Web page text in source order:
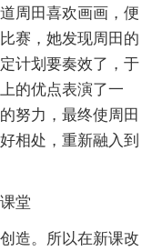
周田喜欢画画，便
赛，她发现周田的
计划要奏效了，于
的优点表演了一
努力，最终使周田
相处，重新融入到
堂
造。所以在新课改